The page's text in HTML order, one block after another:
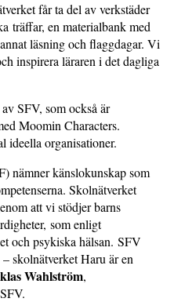
får ta del av verkstäder
träffar, en materialbank med
läsning och flaggdagar. Vi
inspirera läraren i det dagliga
SFV, som också är
Moomin Characters.
ideella organisationer.
nämner känslokunskap som
Skolnätverket
att vi stödjer barns
som enligt
och psykiska hälsan. SFV
skolnätverket Haru är en
Wahlström,